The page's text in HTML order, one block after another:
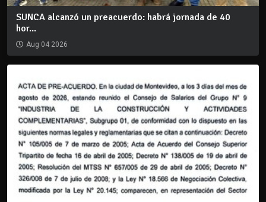
SUNCA alcanzó un preacuerdo: habrá jornada de 40
hor...
Aug 04 2026